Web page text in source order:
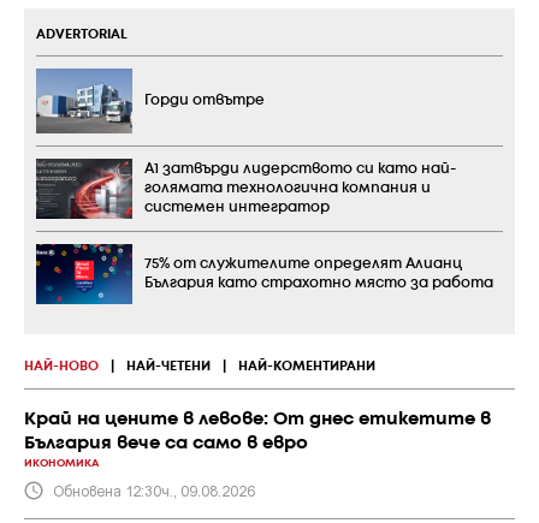
НАЙ-НОВО НАЙ-ЧЕТЕНИ НАЙ-КОМЕНТИРАНИ
Край на цените в левове: От днес етикетите в
България вече са само в евро
ИКОНОМИКА
Обновена 12:30ч., 09.08.2026
ADVERTORIAL
Горди отвътре
А1 затвърди лидерството си като най-
голямата технологична компания и
системен интегратор
75% от служителите определят Алианц
България като страхотно място за работа